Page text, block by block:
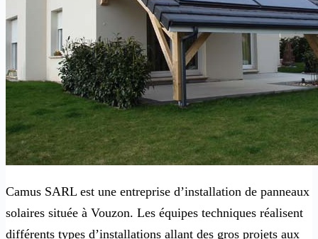
Camus SARL est une entreprise d’installation de panneaux
solaires située à Vouzon. Les équipes techniques réalisent
différents types d’installations allant des gros projets aux